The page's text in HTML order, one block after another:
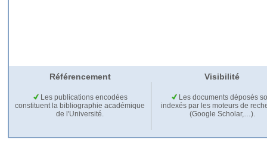
Référencement Visibilité
Les publications encodées
constituent la bibliographie académique
de l'Université.
Les documents déposés
indexés par les moteurs de
(Google Scholar,…).